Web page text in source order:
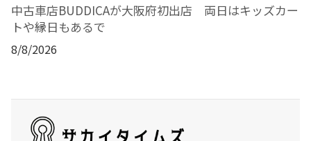
中古車店BUDDICAが大阪府初出店 両日はキッズカー
トや縁日もあるで
8/8/2026